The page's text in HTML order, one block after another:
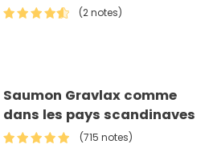
(2 notes)
Saumon Gravlax comme
dans les pays scandinaves
(715 notes)